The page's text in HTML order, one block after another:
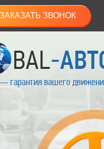
ЗАКАЗАТЬ ЗВОНОК
гарантия вашего